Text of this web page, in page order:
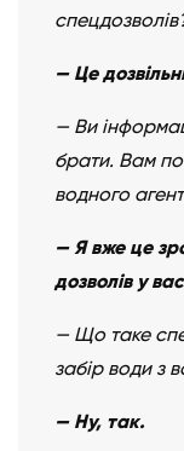
— Це
— Ви
брати. Вам
водного
— Я вже це
дозволів у
— Що таке
забір води з
— Ну, так.